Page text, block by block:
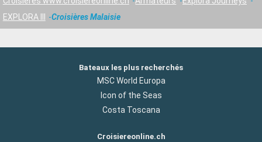
EXPLORA III
Croisières Malaisie
Bateaux les plus recherchés
MSC World Europa
Icon of the Seas
Costa Toscana
Croisiereonline.ch